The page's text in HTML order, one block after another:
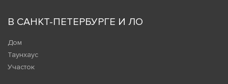
В САНКТ-ПЕТЕРБУРГЕ И ЛО
Дом
Таунхаус
Участок